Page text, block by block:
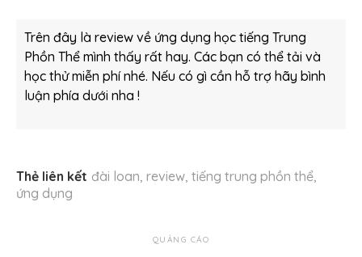
Trên đây là review về ứng dụng học tiếng Trung
Phồn Thể mình thấy rất hay. Các bạn có thể tải và
học thử miễn phí nhé. Nếu có gì cần hỗ trợ hãy bình
luận phía dưới nha !
Thẻ liên kết đài loan, review, tiếng trung phồn thể,
ứng dụng
QUẢNG CÁO